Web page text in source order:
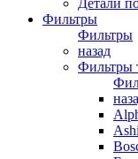
Детали
Фильтры
Фильтры
назад
Фильтры